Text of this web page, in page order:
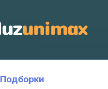
Подборки